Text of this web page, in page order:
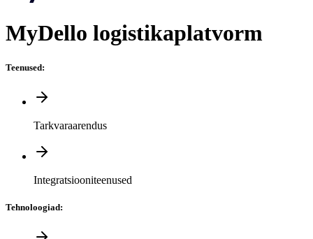
MyDello logistika­platvorm
Teenused:
Tarkvaraarendus
Integratsiooniteenused
Tehnoloogiad: